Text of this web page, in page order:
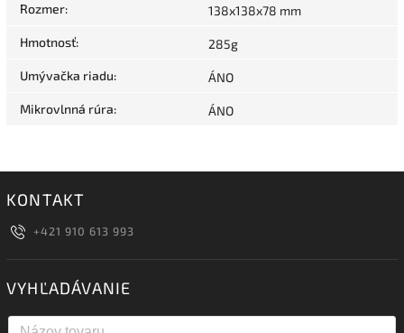
Rozmer: 138x138x78 mm
Hmotnosť: 285g
Umývačka riadu: ÁNO
Mikrovlnná rúra: ÁNO
KONTAKT
+421 910 613 993
VYHĽADÁVANIE